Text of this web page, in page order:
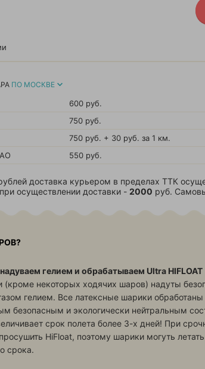
ПО МОСКВЕ
600 руб.
750 руб.
750 руб. + 30 руб. за 1 км.
550 руб.
доставка курьером в пределах ТТК
осуществлении доставки - 2000 руб.
гелием и обрабатываем Ultra HIFLOAT
(кроме некоторых ходячих шаров) надуты
гелием. Все латексные шарики обработаны
безопасным и экологически нейтральным
срок полета более 3-х дней! При
HiFloat, поэтому шарики могуть
срока.